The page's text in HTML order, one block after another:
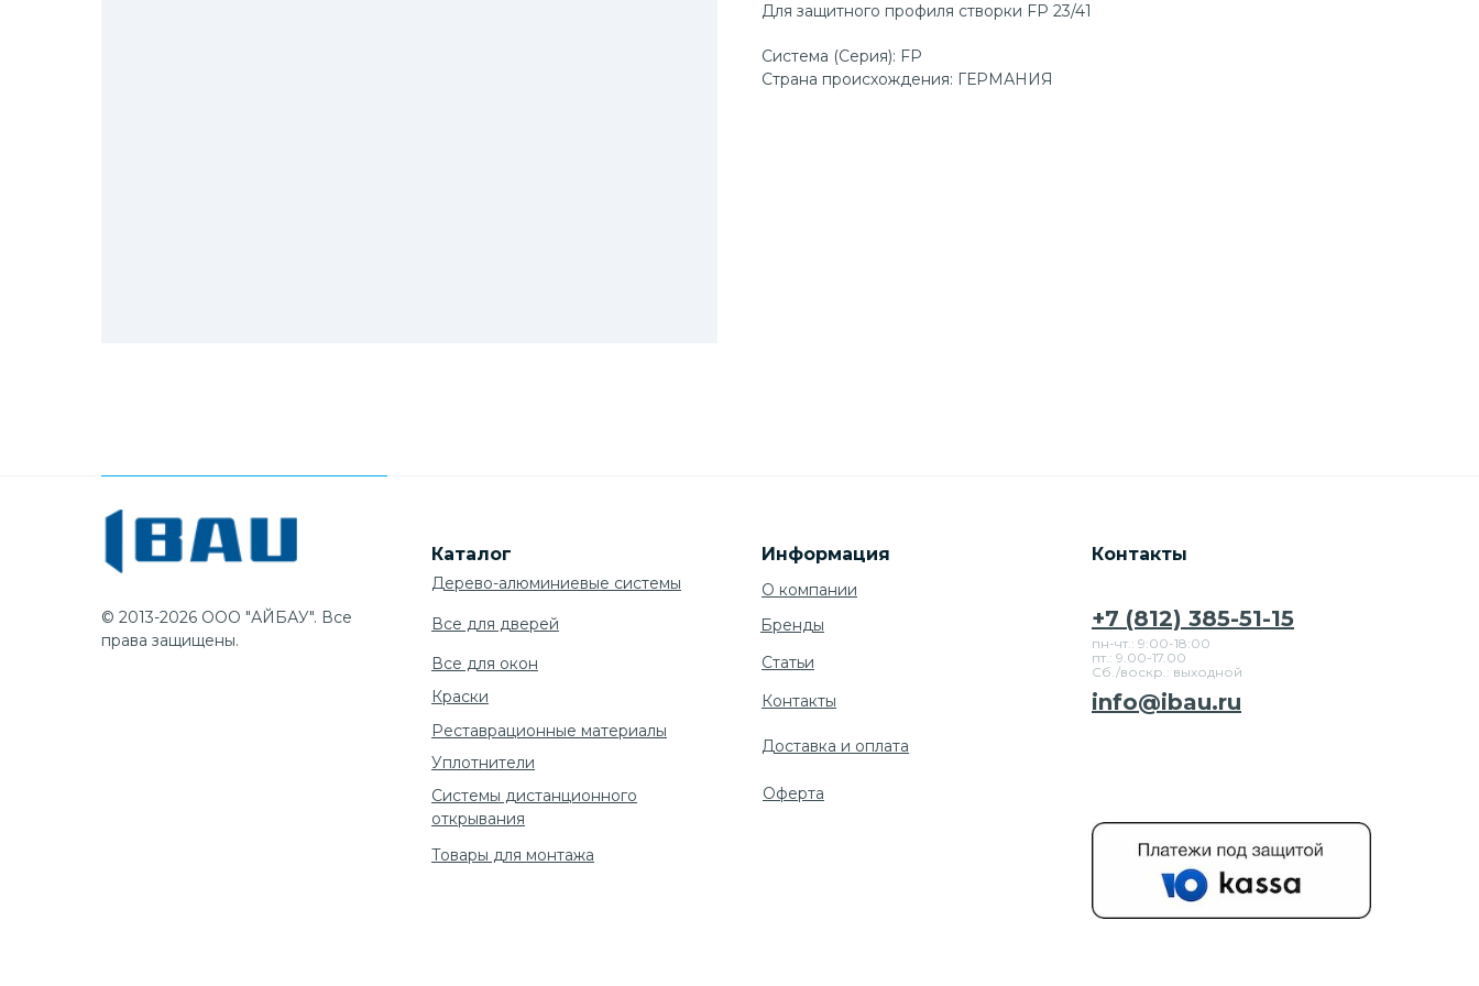
Для защитного профиля створки FP 23/41
Система (Серия): FP
Страна происхождения: ГЕРМАНИЯ
+7 (812) 385-51-15
пн-чт.: 9:00-18:00
пт.: 9.00-17.00
Сб./воскр.: выходной
Каталог Информация Контакты
Дерево-алюминиевые системы
Все для дверей
Все для окон
Товары для монтажа
Реставрационные материалы
Уплотнители
info@ibau.ru
© 2013-2026 ООО "АЙБАУ". Все
права защищены.
О компании
Cтатьи
Контакты
Доставка и оплата
Оферта
Системы дистанционного
открывания
Краски
Бренды